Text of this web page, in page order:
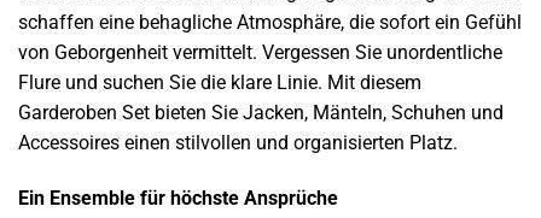
schaffen eine behagliche Atmosphäre, die sofort ein Gefühl
von Geborgenheit vermittelt. Vergessen Sie unordentliche
Flure und suchen Sie die klare Linie. Mit diesem
Garderoben Set bieten Sie Jacken, Mänteln, Schuhen und
Accessoires einen stilvollen und organisierten Platz.
Ein Ensemble für höchste Ansprüche